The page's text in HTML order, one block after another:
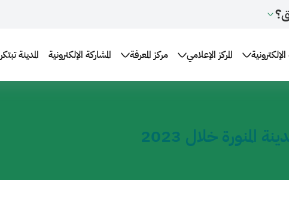
المركز الإعلامي مركز المعرفة المشاركة الإلكترونية المدينة تبتكر
خلال 2023